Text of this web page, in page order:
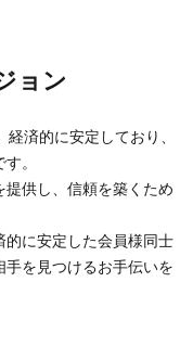
ョン
済的に安定しており、
。
供し、信頼を築くため
に安定した会員様同士
を見つけるお手伝いを